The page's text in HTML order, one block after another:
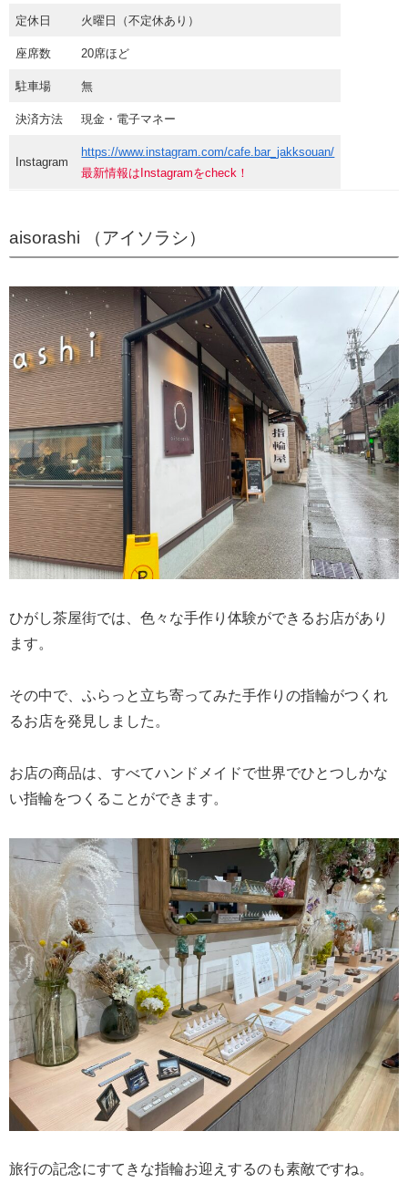
定休日 火曜日（不定休あり）
座席数 20席ほど
駐車場 無
決済方法 現金・電子マネー
Instagram
https://www.instagram.com/cafe.bar_jakksouan/
最新情報はInstagramをcheck！
aisorashi （アイソラシ）
ひがし茶屋街では、色々な手作り体験ができるお店があり
ます。
その中で、ふらっと立ち寄ってみた手作りの指輪がつくれ
るお店を発見しました。
お店の商品は、すべてハンドメイドで世界でひとつしかな
い指輪をつくることができます。
旅行の記念にすてきな指輪お迎えするのも素敵ですね。